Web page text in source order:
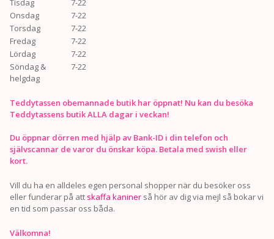
Tisdag
7-22
Onsdag
7-22
Torsdag
7-22
Fredag
7-22
Lördag
7-22
Söndag &
helgdag
7-22
Teddytassen obemannade butik har öppnat! Nu kan du besöka
Teddytassens butik ALLA dagar i veckan!
Du öppnar dörren med hjälp av Bank-ID i din telefon och
självscannar de varor du önskar köpa. Betala med swish eller
kort.
Vill du ha en alldeles egen personal shopper när du besöker oss
eller funderar på att skaffa kaniner så hör av dig via mejl så bokar vi
en tid som passar oss båda.
Välkomna!